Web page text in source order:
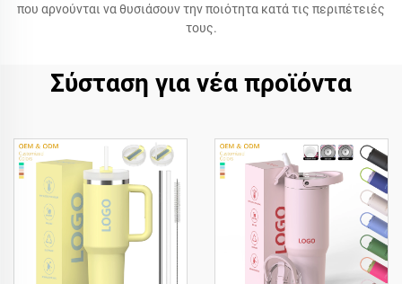
που αρνούνται να θυσιάσουν την ποιότητα κατά τις περιπέτειές
τους.
Σύσταση για νέα προϊόντα